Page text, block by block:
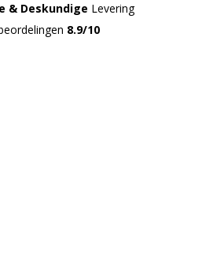
& Deskundige Levering
8.9/10